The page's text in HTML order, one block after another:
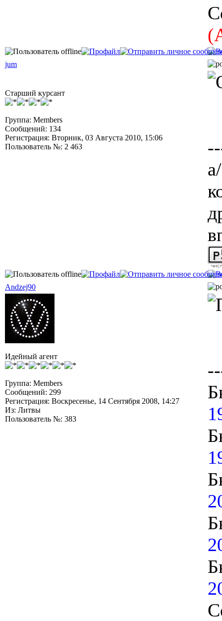
jum
Старший курсант
Группа: Members
Сообщений: 134
Регистрация: Вторник, 03 Августа 2010, 15:06
Пользователь №: 2 463
Andzej90
Идейный агент
Группа: Members
Сообщений: 299
Регистрация: Воскресенье, 14 Сентября 2008, 14:27
Из: Литвы
Пользователь №: 383